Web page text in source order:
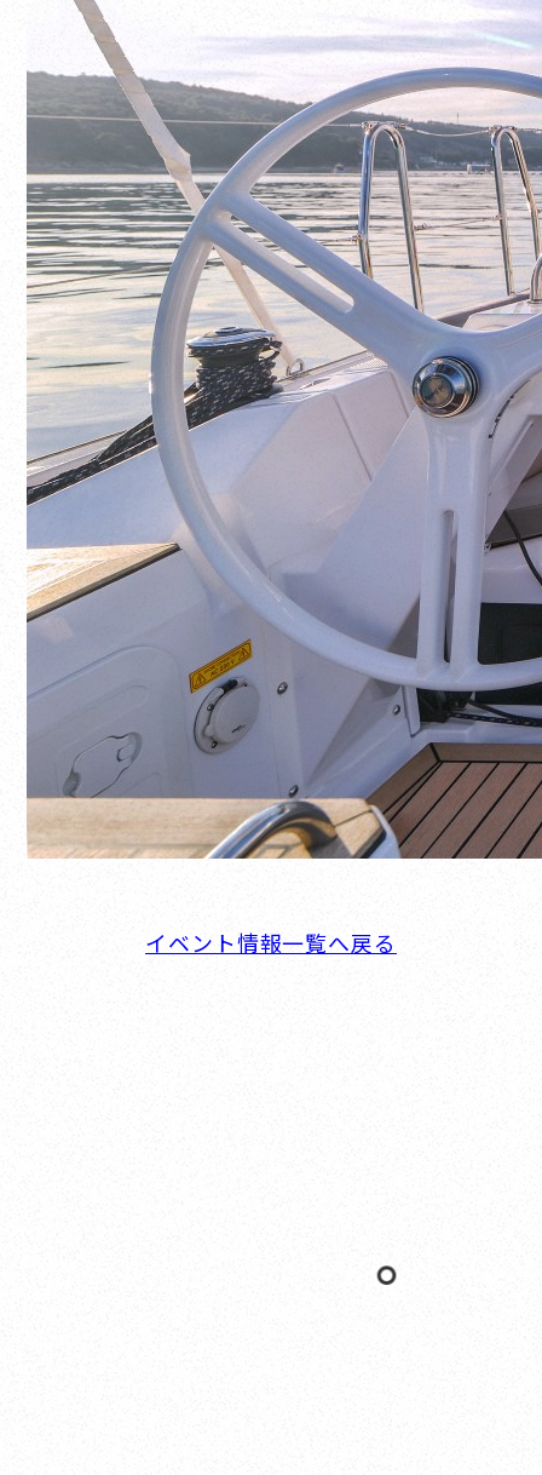
イベント情報一覧へ戻る